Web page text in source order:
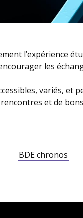
l’expérience
les
variés, et
et de
BDE chronos